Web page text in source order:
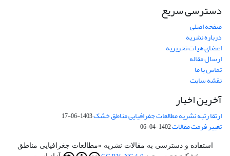
دسترسی سریع
صفحه اصلی
درباره نشریه
اعضای هیات تحریریه
ارسال مقاله
تماس با ما
نقشه سایت
آخرین اخبار
ارتقا رتبه نشریه مطالعات جفرافیایی مناطق خشک1403-06-17
تغییر فرمت مقالات1402-04-06
استفاده و دسترسی به مقالات نشریه «مطالعات جغرافیایی مناطق